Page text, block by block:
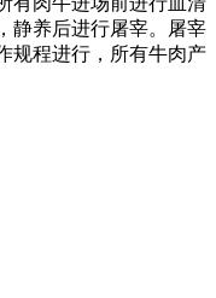
静养后进行屠宰。屠宰
规程进行，所有牛肉产